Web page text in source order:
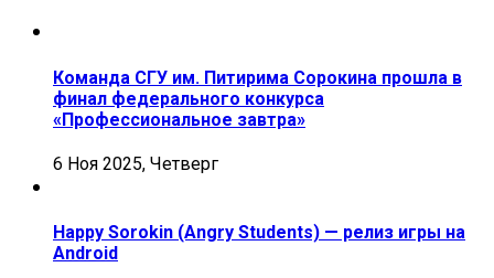
Команда СГУ им. Питирима Сорокина прошла в
финал федерального конкурса
«Профессиональное завтра»
6 Ноя 2025, Четверг
Happy Sorokin (Angry Students) — релиз игры на
Android